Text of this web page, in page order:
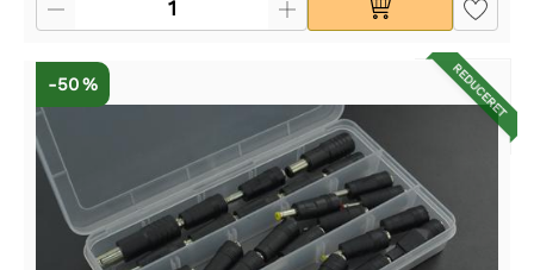
REDUCERET
-50 %